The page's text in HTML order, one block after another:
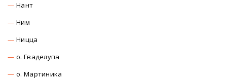
Нант
Ним
Ницца
о. Гваделупа
о. Мартиника